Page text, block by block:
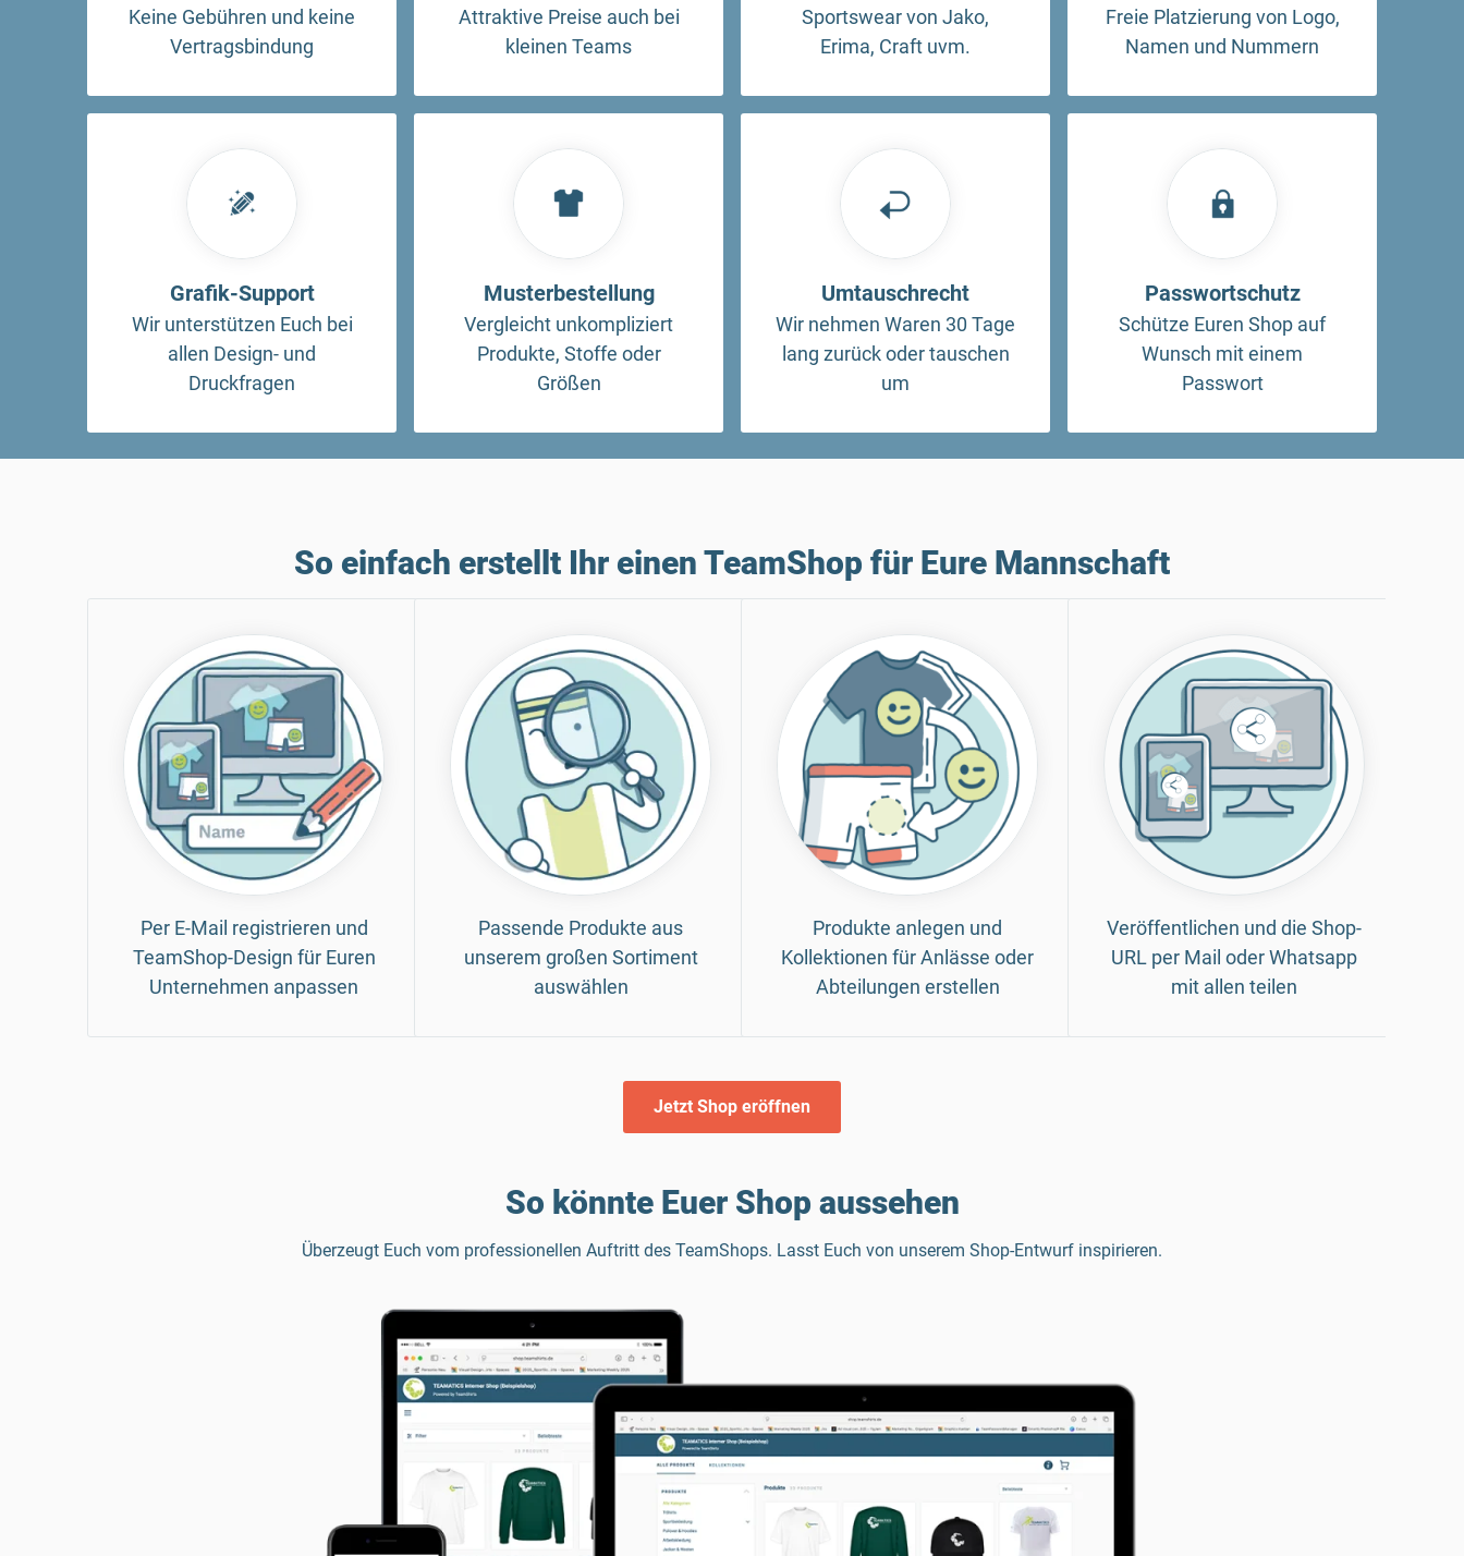
Keine Gebühren und keine
Vertragsbindung
Attraktive Preise auch bei
kleinen Teams
Sportswear von Jako,
Erima, Craft uvm.
Freie Platzierung von Logo,
Namen und Nummern
Grafik-Support
Wir unterstützen Euch bei
allen Design- und
Druckfragen
Musterbestellung
Vergleicht unkompliziert
Produkte, Stoffe oder
Größen
Umtauschrecht
Wir nehmen Waren 30 Tage
lang zurück oder tauschen
um
Passwortschutz
Schütze Euren Shop auf
Wunsch mit einem
Passwort
So einfach erstellt Ihr einen TeamShop für Eure Mannschaft
Per E-Mail registrieren und
TeamShop-Design für Euren
Unternehmen anpassen
Passende Produkte aus
unserem großen Sortiment
auswählen
Produkte anlegen und
Kollektionen für Anlässe oder
Abteilungen erstellen
Veröffentlichen und die Shop-
URL per Mail oder Whatsapp
mit allen teilen
Jetzt Shop eröffnen
So könnte Euer Shop aussehen
Überzeugt Euch vom professionellen Auftritt des TeamShops. Lasst Euch von unserem Shop-Entwurf inspirieren.